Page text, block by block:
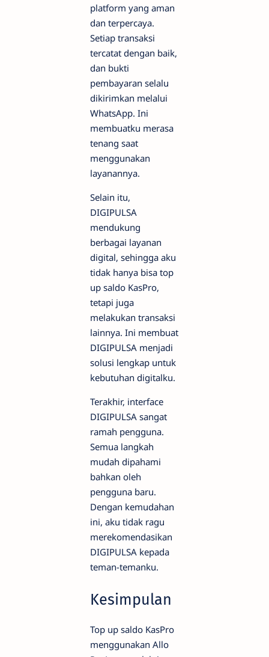
platform yang aman
dan terpercaya.
Setiap transaksi
tercatat dengan baik,
dan bukti
pembayaran selalu
dikirimkan melalui
WhatsApp. Ini
membuatku merasa
tenang saat
menggunakan
layanannya.
Selain itu,
DIGIPULSA
mendukung
berbagai layanan
digital, sehingga aku
tidak hanya bisa top
up saldo KasPro,
tetapi juga
melakukan transaksi
lainnya. Ini membuat
DIGIPULSA menjadi
solusi lengkap untuk
kebutuhan digitalku.
Terakhir, interface
DIGIPULSA sangat
ramah pengguna.
Semua langkah
mudah dipahami
bahkan oleh
pengguna baru.
Dengan kemudahan
ini, aku tidak ragu
merekomendasikan
DIGIPULSA kepada
teman-temanku.
Kesimpulan
Top up saldo KasPro
menggunakan Allo